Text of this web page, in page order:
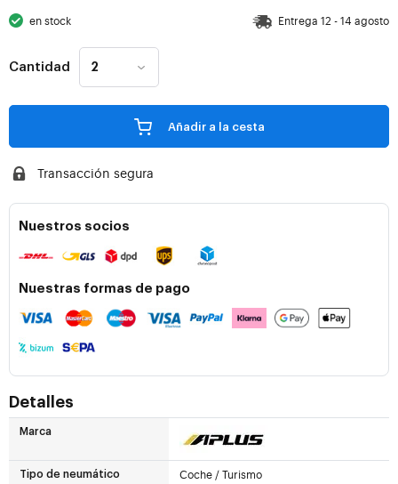
en stock Entrega 12 - 14 agosto
Cantidad
Añadir a la cesta
Transacción segura
Nuestros socios
Nuestras formas de pago
Detalles
Marca
Tipo de neumático Coche / Turismo